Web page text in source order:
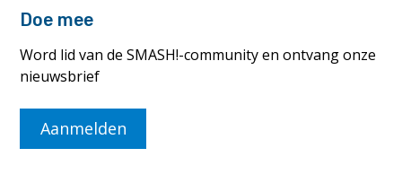
Doe mee
Word lid van de SMASH!-community en ontvang onze
nieuwsbrief
Aanmelden